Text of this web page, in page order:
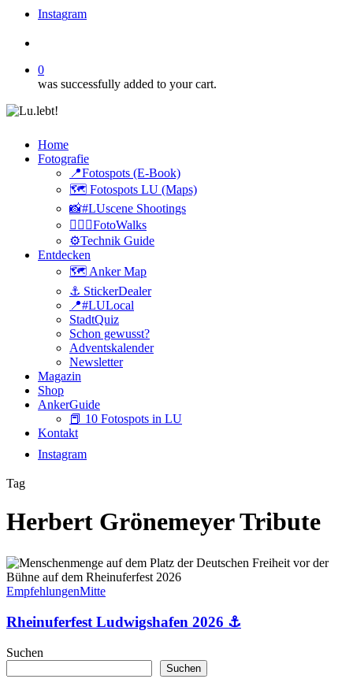
Instagram
0
was successfully added to your cart.
Home
Fotografie
📍Fotospots (E-Book)
🗺️ Fotospots LU (Maps)
📸#LUscene Shootings
🚶🏻‍♂️FotoWalks
⚙️Technik Guide
Entdecken
🗺️ Anker Map
⚓️ StickerDealer
📍#LULocal
StadtQuiz
Schon gewusst?
Adventskalender
Newsletter
Magazin
Shop
AnkerGuide
📕 10 Fotospots in LU
Kontakt
Instagram
Tag
Herbert Grönemeyer Tribute
Rheinuferfest
Ludwigshafen
2026
EmpfehlungenMitte
Rheinuferfest Ludwigshafen 2026 ⚓️
Suchen
Suchen